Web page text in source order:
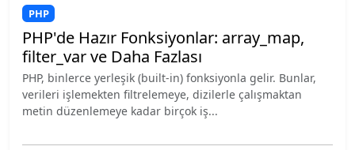
PHP
PHP'de Hazır Fonksiyonlar: array_map,
filter_var ve Daha Fazlası
PHP, binlerce yerleşik (built-in) fonksiyonla gelir. Bunlar,
verileri işlemekten filtrelemeye, dizilerle çalışmaktan
metin düzenlemeye kadar birçok iş...